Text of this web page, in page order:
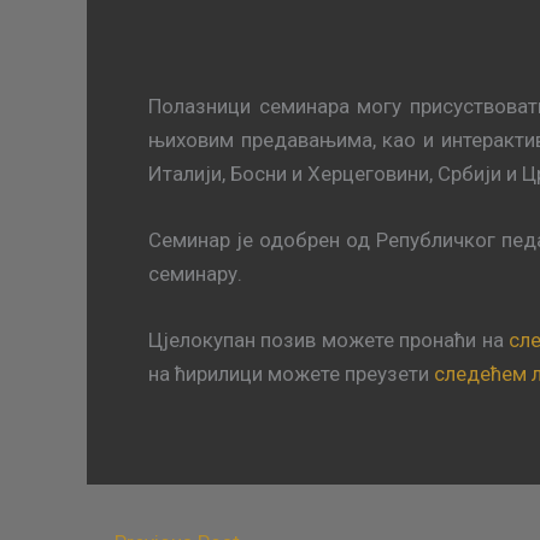
Полазници семинара могу
њиховим предавањима, као и
Италији, Босни и Херцеговини, Србији и
Семинар је одобрен од Републичког
семинару.
Цјелокупан позив можете пронаћи на
на ћирилици можете преузети следећем